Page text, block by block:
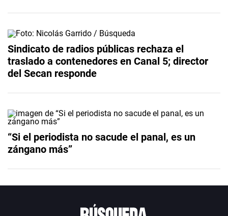
Sindicato de radios públicas rechaza el
traslado a contenedores en Canal 5; director
del Secan responde
“Si el periodista no sacude el panal, es un
zángano más”